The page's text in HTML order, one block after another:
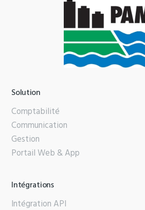
Solution
Comptabilité
Communication
Gestion
Portail Web & App
Intégrations
Intégration API